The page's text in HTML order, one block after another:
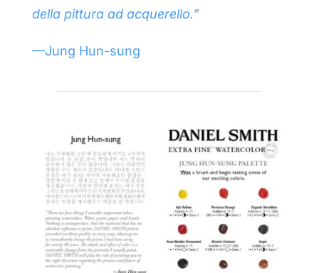
della pittura ad acquerello.”
—Jung Hun-sung